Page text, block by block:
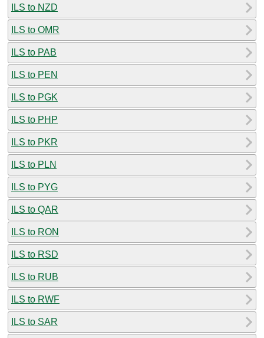
ILS to NZD
ILS to OMR
ILS to PAB
ILS to PEN
ILS to PGK
ILS to PHP
ILS to PKR
ILS to PLN
ILS to PYG
ILS to QAR
ILS to RON
ILS to RSD
ILS to RUB
ILS to RWF
ILS to SAR